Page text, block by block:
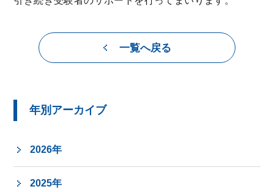
一覧へ戻る
年別アーカイブ
2026年
2025年